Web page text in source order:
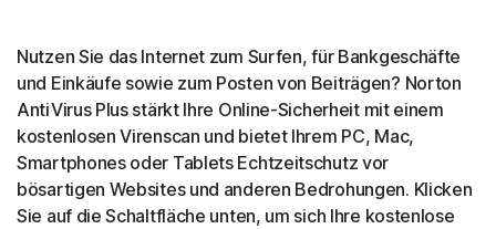
Nutzen Sie das Internet zum Surfen, für Bankgeschäfte
und Einkäufe sowie zum Posten von Beiträgen? Norton
AntiVirus Plus stärkt Ihre Online-Sicherheit mit einem
kostenlosen Virenscan und bietet Ihrem PC, Mac,
Smartphones oder Tablets Echtzeitschutz vor
bösartigen Websites und anderen Bedrohungen. Klicken
Sie auf die Schaltfläche unten, um sich Ihre kostenlose